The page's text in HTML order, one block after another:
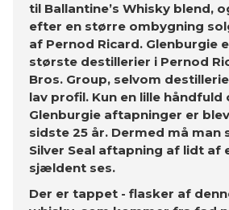
til Ballantine’s Whisky blend,
efter en større ombygning
af Pernod Ricard. Glenburgie
største destillerier i Pernod
Bros. Group, selvom
lav profil. Kun en lille håndfuld
Glenburgie aftapninger er
sidste 25 år. Dermed må man
Silver Seal aftapning af lidt af
sjældent ses.
Der er tappet - flasker af